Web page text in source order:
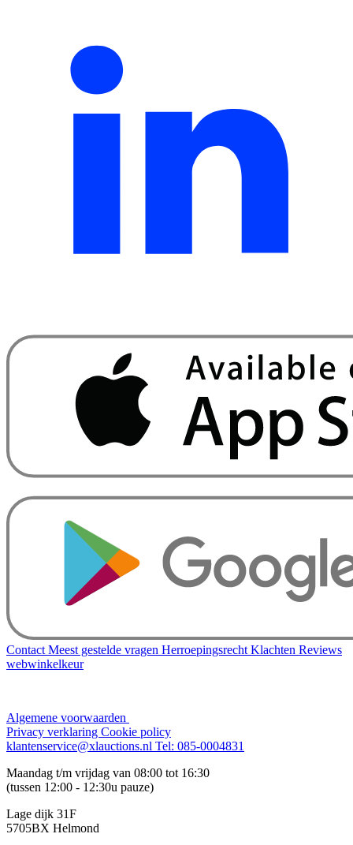
Contact Meest gestelde vragen Herroepingsrecht Klachten Reviews
webwinkelkeur
Algemene voorwaarden
Privacy verklaring Cookie policy
klantenservice@xlauctions.nl Tel: 085-0004831
Maandag t/m vrijdag van 08:00 tot 16:30
(tussen 12:00 - 12:30u pauze)
Lage dijk 31F
5705BX Helmond